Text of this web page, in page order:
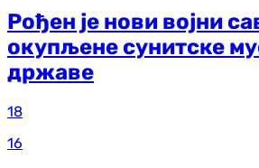
Рођен је нови војни
окупљене сунитске
државе
18
16